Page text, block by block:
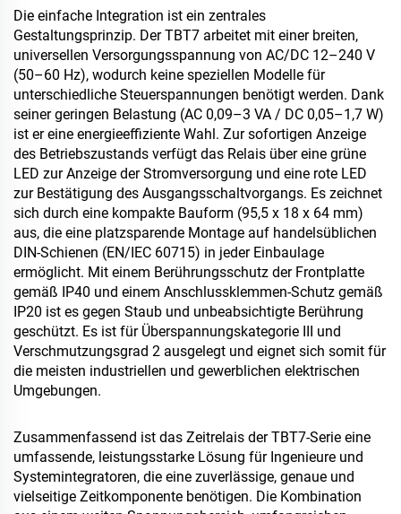
Die einfache Integration ist ein zentrales
Gestaltungsprinzip. Der TBT7 arbeitet mit einer breiten,
universellen Versorgungsspannung von AC/DC 12–240 V
(50–60 Hz), wodurch keine speziellen Modelle für
unterschiedliche Steuerspannungen benötigt werden. Dank
seiner geringen Belastung (AC 0,09–3 VA / DC 0,05–1,7 W)
ist er eine energieeffiziente Wahl. Zur sofortigen Anzeige
des Betriebszustands verfügt das Relais über eine grüne
LED zur Anzeige der Stromversorgung und eine rote LED
zur Bestätigung des Ausgangsschaltvorgangs. Es zeichnet
sich durch eine kompakte Bauform (95,5 x 18 x 64 mm)
aus, die eine platzsparende Montage auf handelsüblichen
DIN-Schienen (EN/IEC 60715) in jeder Einbaulage
ermöglicht. Mit einem Berührungsschutz der Frontplatte
gemäß IP40 und einem Anschlussklemmen-Schutz gemäß
IP20 ist es gegen Staub und unbeabsichtigte Berührung
geschützt. Es ist für Überspannungskategorie III und
Verschmutzungsgrad 2 ausgelegt und eignet sich somit für
die meisten industriellen und gewerblichen elektrischen
Umgebungen.
Zusammenfassend ist das Zeitrelais der TBT7-Serie eine
umfassende, leistungsstarke Lösung für Ingenieure und
Systemintegratoren, die eine zuverlässige, genaue und
vielseitige Zeitkomponente benötigen. Die Kombination